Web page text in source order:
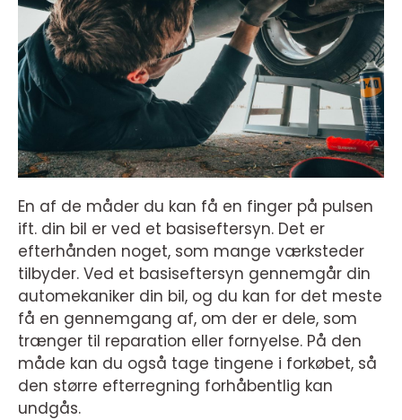
En af de måder du kan få en finger på pulsen
ift. din bil er ved et basiseftersyn. Det er
efterhånden noget, som mange værksteder
tilbyder. Ved et basiseftersyn gennemgår din
automekaniker din bil, og du kan for det meste
få en gennemgang af, om der er dele, som
trænger til reparation eller fornyelse. På den
måde kan du også tage tingene i forkøbet, så
den større efterregning forhåbentlig kan
undgås.